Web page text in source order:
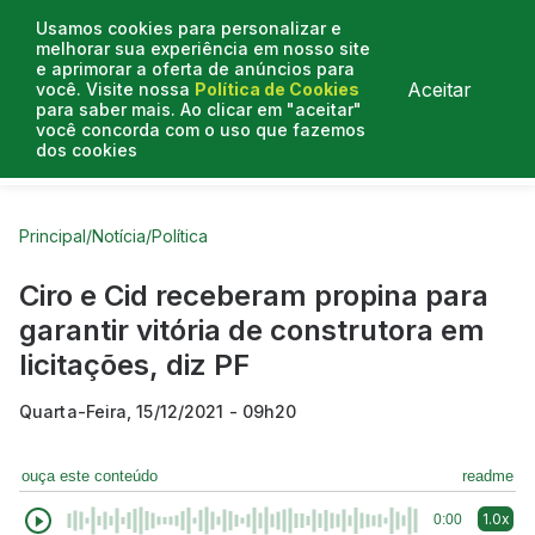
Usamos cookies para personalizar e
melhorar sua experiência em nosso site
e aprimorar a oferta de anúncios para
você. Visite nossa Política de Cookies
para saber mais. Ao clicar em "aceitar"
você concorda com o uso que fazemos
dos cookies
Aceitar
Curtas do Poder
Principal/Notícia/Política
Ciro e Cid receberam propina para
garantir vitória de construtora em
licitações, diz PF
Quarta-Feira, 15/12/2021 - 09h20
ouça este conteúdo readme
0:00 1.0x